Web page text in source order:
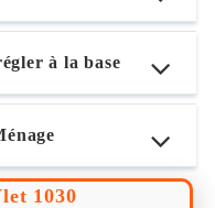
à la base
1030